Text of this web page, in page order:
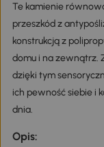
Te kamienie
przeszkód z
konstrukcją z
domu i na zewnątrz.
dzięki tym
ich pewność siebie i
dnia.
Opis: